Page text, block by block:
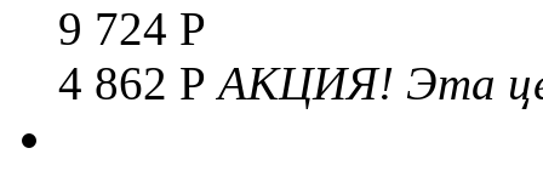
9 724 Р
4 862 РАКЦИЯ! Эта